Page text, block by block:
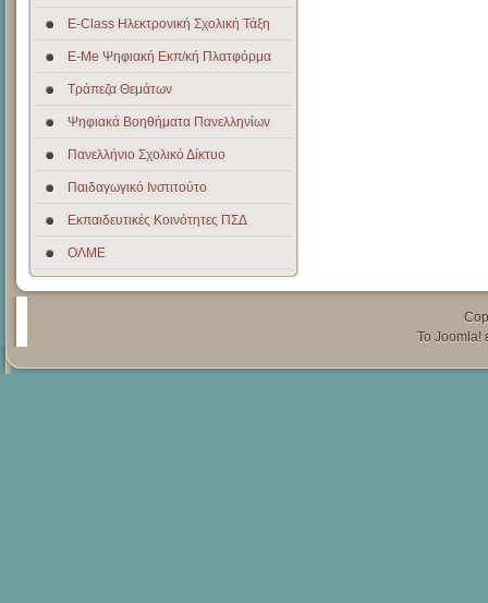
E-Class Ηλεκτρονική Σχολική Τάξη
E-Me Ψηφιακή Εκπ/κή Πλατφόρμα
Τράπεζα Θεμάτων
Ψηφιακά Βοηθήματα Πανελληνίων
Πανελλήνιο Σχολικό Δίκτυο
Παιδαγωγικό Ινστιτούτο
Εκπαιδευτικές Κοινότητες ΠΣΔ
ΟΛΜΕ
Το Joomla!